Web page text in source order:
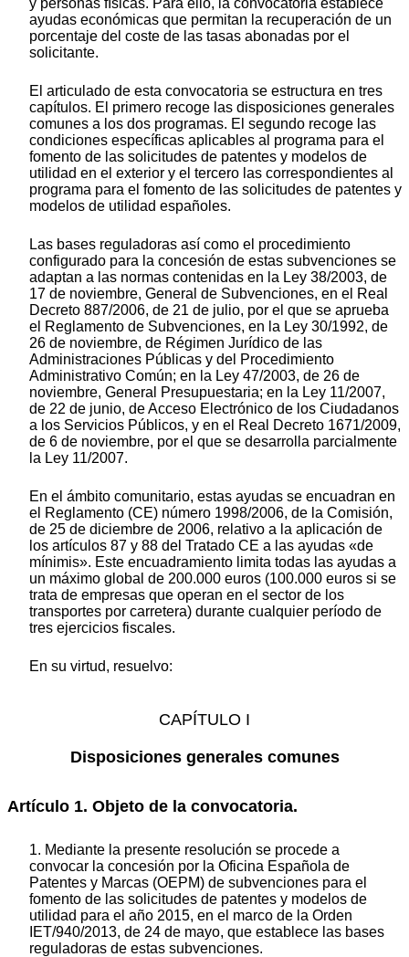
ayudas económicas que permitan la recuperación de un
porcentaje del coste de las tasas abonadas por el
solicitante.
El articulado de esta convocatoria se estructura en tres
capítulos. El primero recoge las disposiciones generales
comunes a los dos programas. El segundo recoge las
condiciones específicas aplicables al programa para el
fomento de las solicitudes de patentes y modelos de
utilidad en el exterior y el tercero las correspondientes al
programa para el fomento de las solicitudes de patentes y
modelos de utilidad españoles.
Las bases reguladoras así como el procedimiento
configurado para la concesión de estas subvenciones se
adaptan a las normas contenidas en la Ley 38/2003, de
17 de noviembre, General de Subvenciones, en el Real
Decreto 887/2006, de 21 de julio, por el que se aprueba
el Reglamento de Subvenciones, en la Ley 30/1992, de
26 de noviembre, de Régimen Jurídico de las
Administraciones Públicas y del Procedimiento
Administrativo Común; en la Ley 47/2003, de 26 de
noviembre, General Presupuestaria; en la Ley 11/2007,
de 22 de junio, de Acceso Electrónico de los Ciudadanos
a los Servicios Públicos, y en el Real Decreto 1671/2009,
de 6 de noviembre, por el que se desarrolla parcialmente
la Ley 11/2007.
En el ámbito comunitario, estas ayudas se encuadran en
el Reglamento (CE) número 1998/2006, de la Comisión,
de 25 de diciembre de 2006, relativo a la aplicación de
los artículos 87 y 88 del Tratado CE a las ayudas «de
mínimis». Este encuadramiento limita todas las ayudas a
un máximo global de 200.000 euros (100.000 euros si se
trata de empresas que operan en el sector de los
transportes por carretera) durante cualquier período de
tres ejercicios fiscales.
En su virtud, resuelvo:
CAPÍTULO I
Disposiciones generales comunes
Artículo 1. Objeto de la convocatoria.
1. Mediante la presente resolución se procede a
convocar la concesión por la Oficina Española de
Patentes y Marcas (OEPM) de subvenciones para el
fomento de las solicitudes de patentes y modelos de
utilidad para el año 2015, en el marco de la Orden
IET/940/2013, de 24 de mayo, que establece las bases
reguladoras de estas subvenciones.